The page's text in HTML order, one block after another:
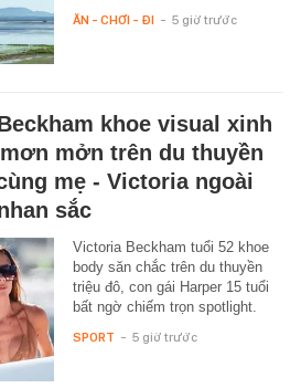
ĂN - CHƠI - ĐI - 5 giờ trước
khoe visual xinh
mởn trên du thuyền
mẹ - Victoria ngoài
sắc
Victoria Beckham tuổi 52 khoe
body săn chắc trên du thuyền
triệu đô, con gái Harper 15 tuổi
bất ngờ chiếm trọn spotlight.
SPORT - 5 giờ trước